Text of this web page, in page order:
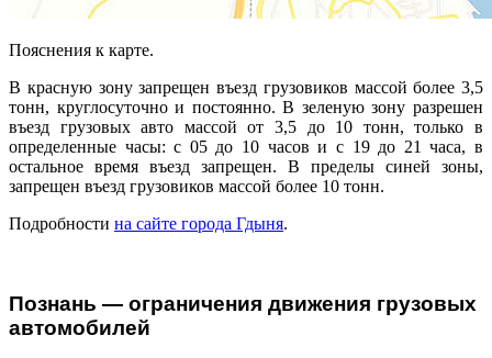
Пояснения к карте.
В красную зону запрещен въезд грузовиков массой более 3,5
тонн, круглосуточно и постоянно. В зеленую зону разрешен
въезд грузовых авто массой от 3,5 до 10 тонн, только в
определенные часы: с 05 до 10 часов и с 19 до 21 часа, в
остальное время въезд запрещен. В пределы синей зоны,
запрещен въезд грузовиков массой более 10 тонн.
Подробности на сайте города Гдыня.
Познань — ограничения движения грузовых
автомобилей